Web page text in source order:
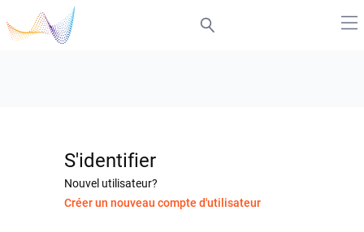
S'identifier
Nouvel utilisateur?
Créer un nouveau compte d'utilisateur